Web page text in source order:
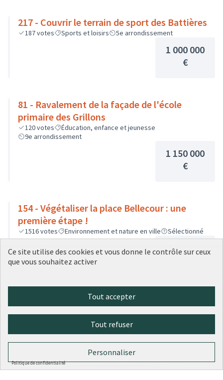
217 - Couvrir le terrain de sport des Battières
187votes Sports et loisirs 5e arrondissement
1 000 000
€
81 - Ravalement de la façade de l'école
primaire des Grillons
120votes
Éducation, enfance et jeunesse
9e arrondissement
1 150 000
€
154 - Végétaliser la place Bellecour : une
première étape !
1516votes Environnement et nature en ville Sélectionné
1 500 000
Résultats par page :
1 2 3 4 5
Ce site utilise des cookies et vous donne le contrôle sur ceux
que vous souhaitez activer
Tout accepter
Tout refuser
Personnaliser
Politique de confidentialité